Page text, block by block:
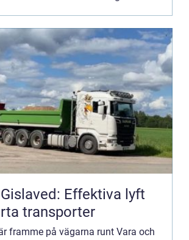
Effektiva lyft
transporter
framme på vägarna runt Vara och